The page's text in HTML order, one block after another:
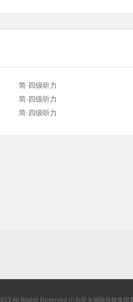
简·四级听力
简·四级听力
简·四级听力
All Rights Reserved 山东星火国际传媒集